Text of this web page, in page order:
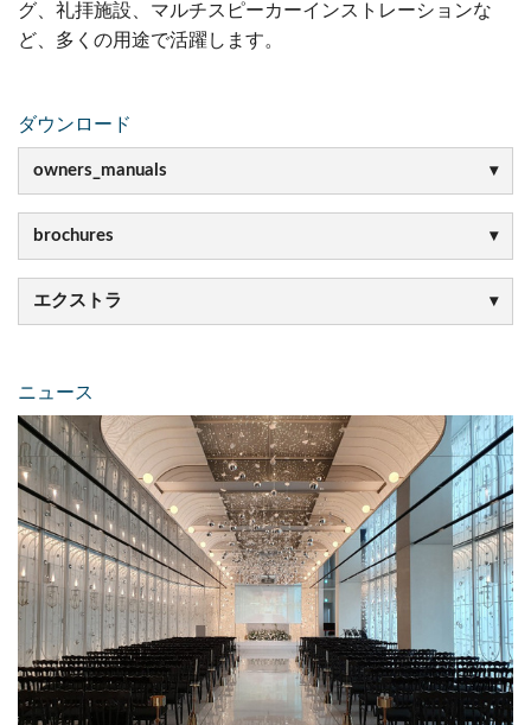
グ、礼拝施設、マルチスピーカーインストレーションな
ど、多くの用途で活躍します。
ダウンロード
owners_manuals
brochures
エクストラ
ニュース